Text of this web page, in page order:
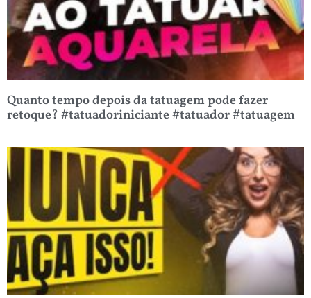
Quanto tempo depois da tatuagem pode fazer
retoque? #tatuadoriniciante #tatuador #tatuagem